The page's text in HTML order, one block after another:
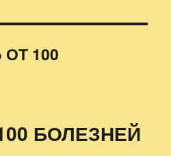
100
БОЛЕЗНЕЙ